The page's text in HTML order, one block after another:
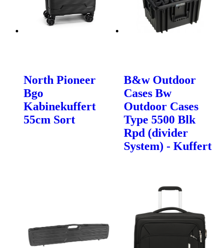
North Pioneer
Bgo
Kabinekuffert
55cm Sort
B&w Outdoor
Cases Bw
Outdoor Cases
Type 5500 Blk
Rpd (divider
System) - Kuffert